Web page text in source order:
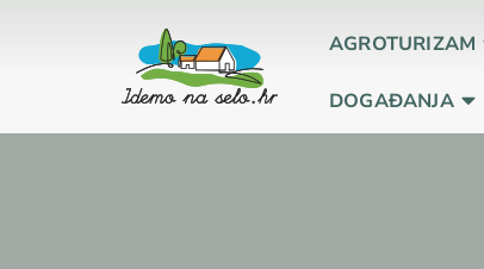
AGROTURIZAM
DOGAĐANJA